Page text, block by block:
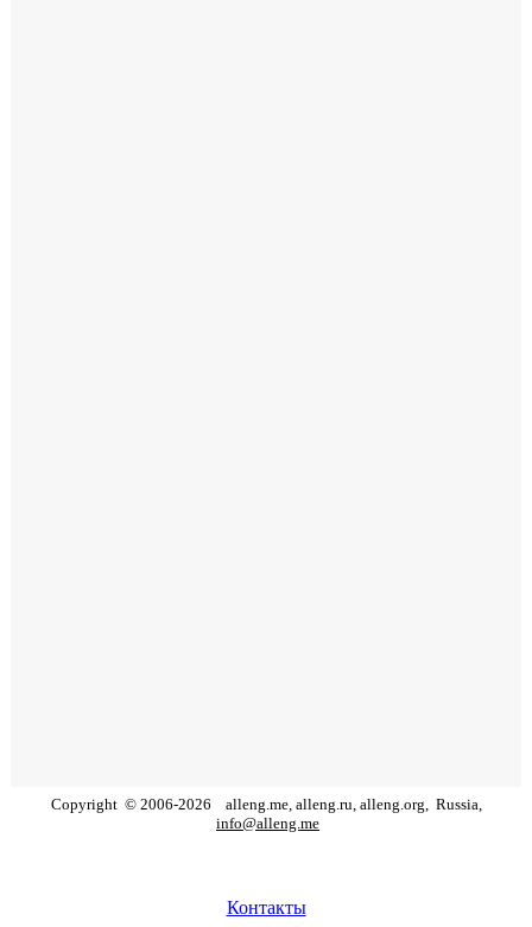
Copyright © 2006-2026 alleng.me, alleng.ru, alleng.org, Russia,
info@alleng.me
Контакты